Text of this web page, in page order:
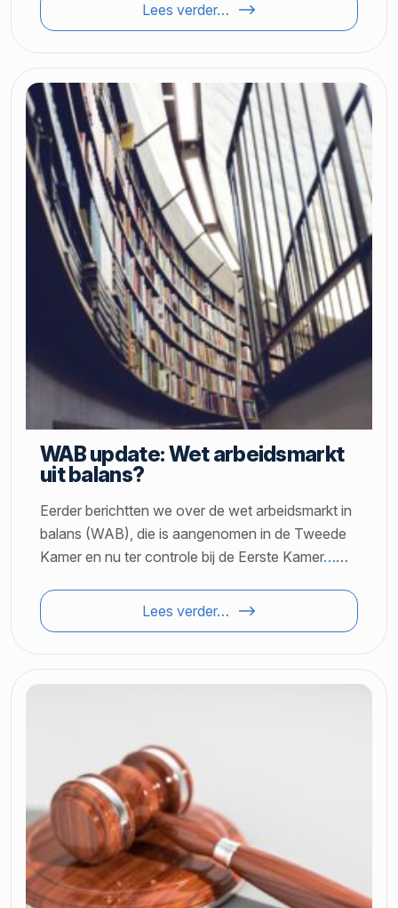
Lees verder…
WAB update: Wet arbeidsmarkt
uit balans?
Eerder berichtten we over de wet arbeidsmarkt in
balans (WAB), die is aangenomen in de Tweede
Kamer en nu ter controle bij de Eerste Kamer……
Lees verder…